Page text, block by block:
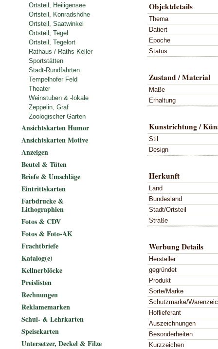
Objektdetails
Thema
Datiert
Epoche
Status
Zustand / Material
Maße
Erhaltung
Kunstrichtung /
Stil
Design
Herkunft
Land
Bundesland
Stadt/Ortsteil
Straße
Werbung Details
Hersteller
gegründet
Produkt
Sorte/Marke
Schutzmarke/
Hoflieferant
Auszeichnungen
Besonderheiten
Kurzzeichen
Ortsteil, Heiligensee
Ortsteil, Konradshöhe
Ortsteil, Saatwinkel
Ortsteil, Tegel
Ortsteil, Tegelort
Rathaus / Raths-Keller
Sportstätten
Stadt-Rundfahrten
Tempelhofer Feld
Theater
Weinstuben & -lokale
Zeppelin, Graf
Zoologischer Garten
Ansichtskarten Humor
Ansichtskarten Motive
Anzeigen
Beutel & Tüten
Briefe & Umschläge
Eintrittskarten
Farbdrucke &
Lithographien
Fotos & CDV
Fotos & Foto-AK
Frachtbriefe
Katalog(e)
Kellnerblöcke
Preislisten
Rechnungen
Reklamemarken
Schul- & Lehrkarten
Speisekarten
Untersetzer, Deckel & Filze